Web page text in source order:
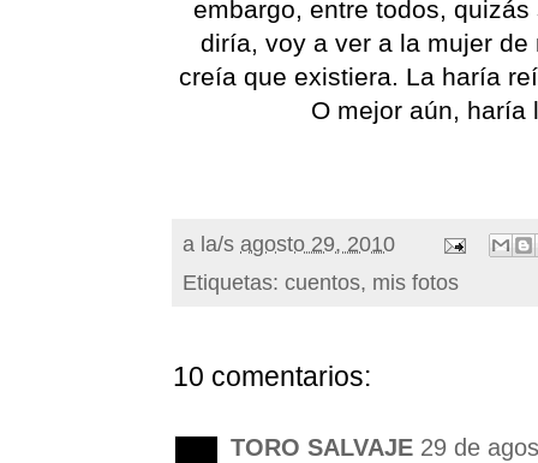
embargo, entre todos,
diría, voy a ver a la mujer
creía que existiera. La haría
O mejor aún, haría
a la/sagosto 29, 2010
Etiquetas:cuentos, mis fotos
10 comentarios:
TORO SALVAJE 29 de